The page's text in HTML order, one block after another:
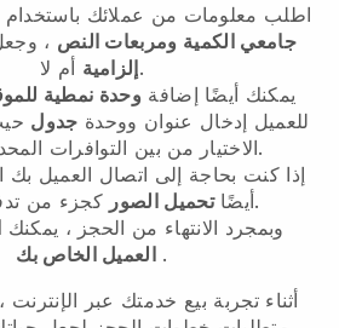
اطلب معلومات من عملائك باستخدام
جامعي الكمية ومربعات النص ،
إلزاميةأم لا.
يمكنك أيضًا إضافة وحدة نمطية
للعميل إدخال عنوان ووحدة جدول
الاختيار من بين التوافرات المحددة مسبقًا.
إذا كنت بحاجة إلى اتصال العميل بك
أيضًاتحميل الصور
كجزء من تدفق الحجز.
وبمجرد الانتهاء من الحجز ، يمكنك
العميل الخاص بك .
أثناء تجربة بيع خدمتك عبر الإنترنت